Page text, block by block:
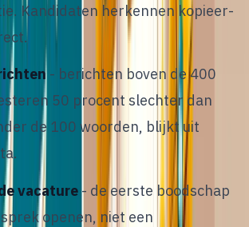
Kandidaten herkennen kopieer-
- berichten boven de 400
50 procent slechter dan
de 100 woorden, blijkt uit
vacature - de eerste boodschap
openen, niet een